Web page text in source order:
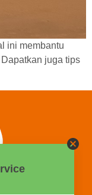
ini membantu
juga tips